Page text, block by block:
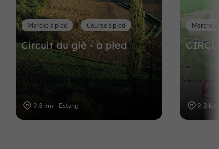
Circuit du gié - à pied
Marche à pied Course à pied
9,3 km - Estang
Marche
9,3 km